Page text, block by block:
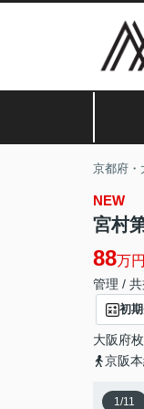
京都府・
NEW
宮村
88万
管理 /
初
大阪府
京阪
1/11